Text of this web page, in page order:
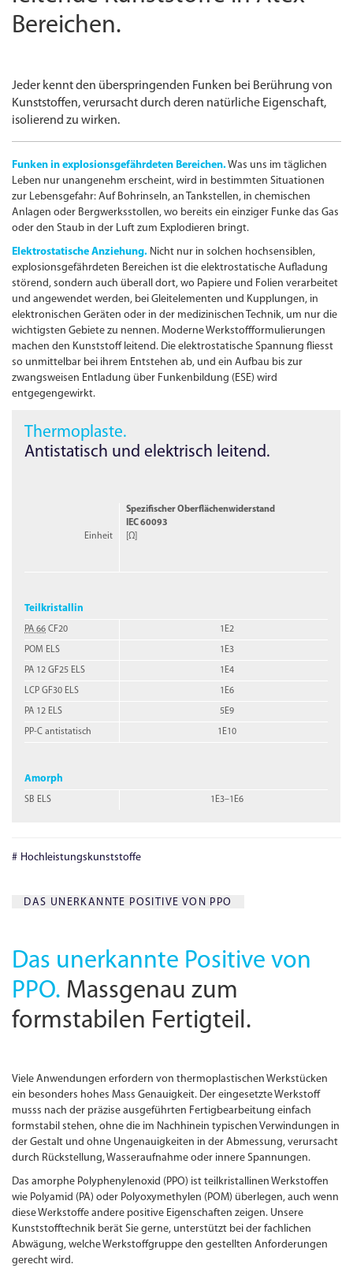
Bereichen.
Jeder kennt den überspringenden Funken bei Berührung von
Kunststoffen, verursacht durch deren natürliche Eigenschaft,
isolierend zu wirken.
Funken in explosionsgefährdeten Bereichen.Was uns im täglichen
Leben nur unangenehm erscheint, wird in bestimmten Situationen
zur Lebensgefahr: Auf Bohrinseln, an Tankstellen, in chemischen
Anlagen oder Bergwerksstollen, wo bereits ein einziger Funke das Gas
oder den Staub in der Luft zum Explodieren bringt.
Elektrostatische Anziehung. Nicht nur in solchen hochsensiblen,
explosionsgefährdeten Bereichen ist die elektrostatische Aufladung
störend, sondern auch überall dort, wo Papiere und Folien verarbeitet
und angewendet werden, bei Gleitelementen und Kupplungen, in
elektronischen Geräten oder in der medizinischen Technik, um nur die
wichtigsten Gebiete zu nennen. Moderne Werkstoffformulierungen
machen den Kunststoff leitend. Die elektrostatische Spannung fliesst
so unmittelbar bei ihrem Entstehen ab, und ein Aufbau bis zur
zwangsweisen Entladung über Funkenbildung (ESE) wird
entgegengewirkt.
Thermoplaste.
Antistatisch und elektrisch leitend.
Spezifischer Oberflächen­widerstand
IEC 60093
Einheit
[Ω]
Teilkristallin
PA 66 CF20 1E2
POM ELS 1E3
PA 12 GF25 ELS 1E4
LCP GF30 ELS 1E6
PA 12 ELS 5E9
PP-C antistatisch 1E10
Amorph
SB ELS 1E3–1E6
Hochleistungskunststoffe
DAS UNERKANNTE POSITIVE VON PPO
Das unerkannte Positive von
PPO. Massgenau zum
formstabilen Fertigteil.
Viele Anwen­dungen erfordern von thermoplastischen Werkstücken
ein besonders hohes Mass Genauigkeit. Der eingesetzte Werkstoff
musss nach der präzise ausgeführten Fertigbearbeitung einfach
formstabil stehen, ohne die im Nachhinein typischen Verwindungen in
der Gestalt und ohne Ungenauigkeiten in der Abmessung, verursacht
durch Rückstellung, Wasseraufnahme oder innere Spannungen.
Das amorphe Polyphenylenoxid (PPO) ist teilkristallinen Werkstoffen
wie Polyamid (PA) oder Polyoxymethylen (POM) überlegen, auch wenn
diese Werkstoffe andere positive Eigenschaften zeigen. Unsere
Kunststofftechnik berät Sie gerne, unterstützt bei der fachlichen
Abwägung, welche Werkstoffgruppe den gestellten Anforderungen
gerecht wird.